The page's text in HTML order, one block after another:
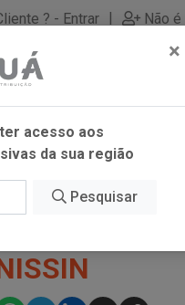
? - Entrar | Não
CUP
×
acesso aos
da sua região
Pesquisar